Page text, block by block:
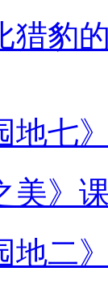
猎豹
地七
美》
地二